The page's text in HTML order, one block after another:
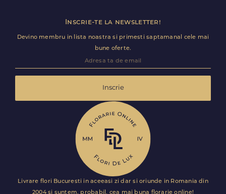
Inscrie-te la newsletter!
Devino membru in lista noastra si primesti saptamanal cele mai
bune oferte.
Inscrie
Livrare flori Bucuresti in aceeasi zi dar si oriunde in Romania din
2004 si suntem, probabil, cea mai buna florarie online!